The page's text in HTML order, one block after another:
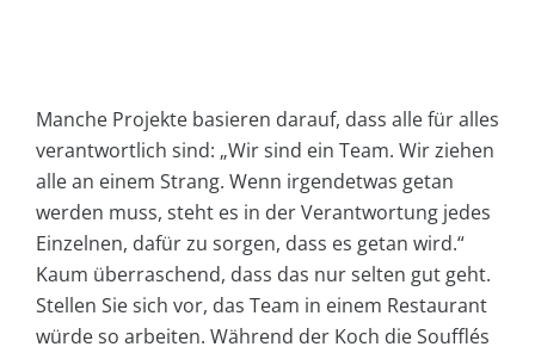
Manche Projekte basieren darauf, dass alle für alles
verantwortlich sind: „Wir sind ein Team. Wir ziehen
alle an einem Strang. Wenn irgendetwas getan
werden muss, steht es in der Verantwortung jedes
Einzelnen, dafür zu sorgen, dass es getan wird.“
Kaum überraschend, dass das nur selten gut geht.
Stellen Sie sich vor, das Team in einem Restaurant
würde so arbeiten. Während der Koch die Soufflés